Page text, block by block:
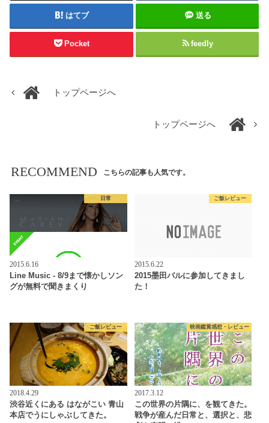
はてブ 送る
Pocket feedly
トップページへ
トップページへ
RECOMMEND こちらの記事も人気です。
日常
2015.6.16
Line Music - 8/9まで懐かしソン
グが無料で聞きまくり
ご飯レビュー
2015.6.22
2015墨田バルに参加してきまし
た！
ご飯レビュー
2018.4.29
渋谷近くにある はながこい 青山
本店でうにしゃぶしてきた。
映画鑑賞感想・レビュー
2017.3.12
この世界の片隅に、を観てきた。
戦争が産んだ日常と、選択と、悲